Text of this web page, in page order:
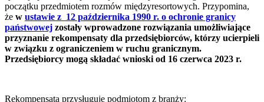
początku przedmiotem rozmów międzyresortowych. Przypomina,
że w ustawie z 12 października 1990 r. o ochronie granicy
państwowej zostały wprowadzone rozwiązania umożliwiające
przyznanie rekompensaty dla przedsiębiorców, którzy ucierpieli
w związku z ograniczeniem w ruchu granicznym.
Przedsiębiorcy mogą składać wnioski od 16 czerwca 2023 r.
Rekompensata przysługuje podmiotom z branży: